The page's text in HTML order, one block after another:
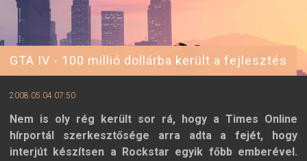
GTA IV - 100 millió dollárba került a fejlesztés
2008.05.04 07:50
Nem is oly rég került sor rá, hogy a Times Online
hírportál szerkesztősége arra adta a fejét, hogy
interjút készítsen a Rockstar egyik főbb emberével.